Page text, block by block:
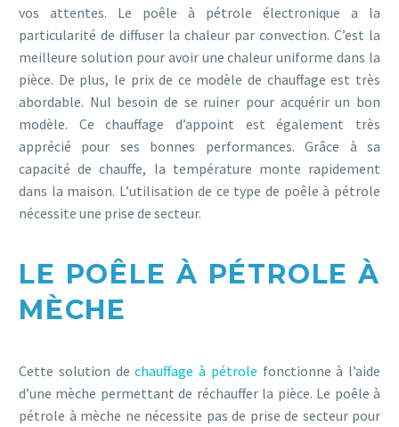
vos attentes. Le poêle à pétrole électronique a la
particularité de diffuser la chaleur par convection. C’est la
meilleure solution pour avoir une chaleur uniforme dans la
pièce. De plus, le prix de ce modèle de chauffage est très
abordable. Nul besoin de se ruiner pour acquérir un bon
modèle. Ce chauffage d’appoint est également très
apprécié pour ses bonnes performances. Grâce à sa
capacité de chauffe, la température monte rapidement
dans la maison. L’utilisation de ce type de poêle à pétrole
nécessite une prise de secteur.
LE POÊLE À PÉTROLE À
MÈCHE
Cette solution dechauffage à pétrole fonctionne à l’aide
d’une mèche permettant de réchauffer la pièce. Le poêle à
pétrole à mèche ne nécessite pas de prise de secteur pour